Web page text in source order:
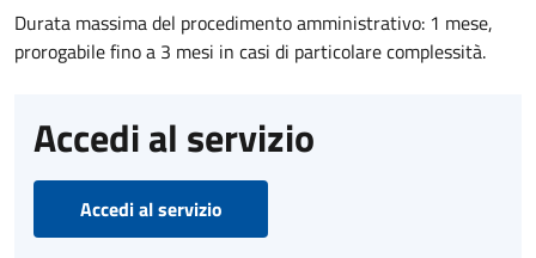
Durata massima del procedimento amministrativo: 1 mese,
prorogabile fino a 3 mesi in casi di particolare complessità.
Accedi al servizio
Accedi al servizio